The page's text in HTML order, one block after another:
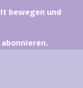
bewegen und